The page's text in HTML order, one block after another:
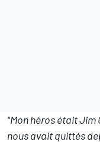
"Mon héros étaitJim
nous avait quittés